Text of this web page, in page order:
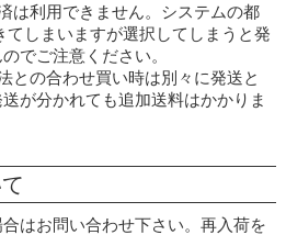
は利用できません。システムの都
てしまいますが選択してしまうと発
でご注意ください。
との合わせ買い時は別々に発送と
が分かれても追加送料はかかりま
はお問い合わせ下さい。再入荷を